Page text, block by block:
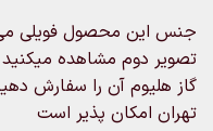
جنس این محصول فویلی
تصویر دوم مشاهده میکنید
گاز هلیوم آن را سفارش
تهران امکان پذیر است